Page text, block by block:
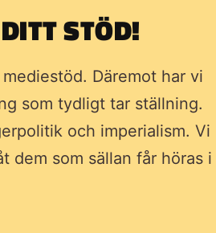
STÖD!
Däremot har vi
som tydligt tar ställning.
och imperialism. Vi
dem som sällan får höras i